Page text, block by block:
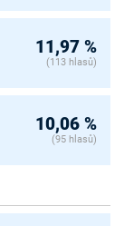
11,97 %
(113 hlasů)
10,06 %
(95 hlasů)